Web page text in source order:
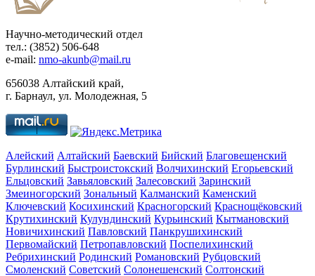
Научно-методический отдел
тел.: (3852) 506-648
e-mail: nmo-akunb@mail.ru
656038 Алтайский край,
г. Барнаул, ул. Молодежная, 5
Алейский Алтайский Баевский Бийский Благовещенский
Бурлинский Быстроистокский Волчихинский Егорьевский
Ельцовский Завьяловский Залесовский Заринский
Змеиногорский Зональный Калманский Каменский
Ключевский Косихинский Красногорский Краснощёковский
Крутихинский Кулундинский Курьинский Кытмановский
Новичихинский Павловский Панкрушихинский
Первомайский Петропавловский Поспелихинский
Ребрихинский Родинский Романовский Рубцовский
Смоленский Советский Солонешенский Солтонский